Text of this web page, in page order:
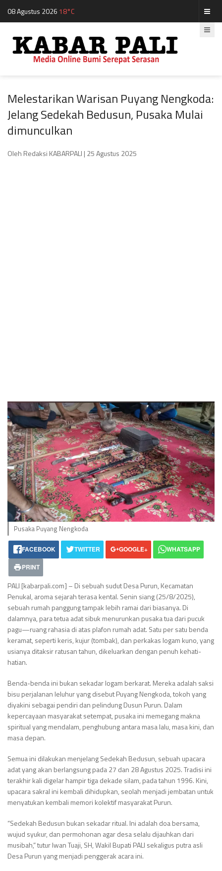
08 Agustus 2026 18°C
Melestarikan Warisan Puyang Nengkoda:
Jelang Sedekah Bedusun, Pusaka Mulai
dimunculkan
Oleh Redaksi KABARPALI | 25 Agustus 2025
Pusaka Puyang Nengkoda
FACEBOOK TWITTER GOOGLE+
WHATSAPP
PRINT
PALI [kabarpali.com] – Di sebuah sudut Desa Purun, Kecamatan
Penukal, aroma sejarah terasa kental. Senin siang (25/8/2025),
sebuah rumah panggung tampak lebih ramai dari biasanya. Di
dalamnya, para tetua adat sibuk menurunkan pusaka tua dari pucuk
pagu—ruang rahasia di atas plafon rumah adat. Satu per satu benda
keramat, seperti keris, kujur (tombak), dan perkakas logam kuno, yang
usianya ditaksir ratusan tahun, dikeluarkan dengan penuh kehati-
hatian.
Benda-benda ini bukan sekadar logam berkarat. Mereka adalah saksi
bisu perjalanan leluhur yang disebut Puyang Nengkoda, tokoh yang
diyakini sebagai pendiri dan pelindung Dusun Purun. Dalam
kepercayaan masyarakat setempat, pusaka ini memegang makna
spiritual yang mendalam, penghubung antara masa lalu, masa kini, dan
masa depan.
Semua ini dilakukan menjelang Sedekah Bedusun, sebuah upacara
adat yang akan berlangsung pada 27 dan 28 Agustus 2025. Tradisi ini
terakhir kali digelar hampir tiga dekade silam, pada tahun 1996. Kini,
upacara sakral ini kembali dihidupkan, seolah menjadi jembatan untuk
menyatukan kembali memori kolektif masyarakat Purun.
“Sedekah Bedusun bukan sekadar ritual. Ini adalah doa bersama,
wujud syukur, dan permohonan agar desa selalu dijauhkan dari
musibah,” tutur Iwan Tuaji, SH, Wakil Bupati PALI sekaligus putra asli
Desa Purun yang menjadi penggerak acara ini.